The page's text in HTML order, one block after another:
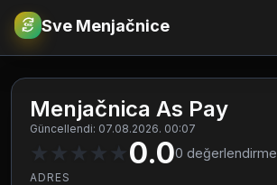
€RSD Sve Menjačnice
Menjačnica As Pay
Güncellendi: 07.08.2026. 00:07
★ ★ ★ ★ ★0.00 değerlendirme
ADRES